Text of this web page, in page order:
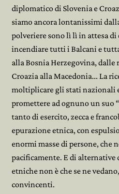
diplomatico di Slovenia e
siamo ancora lontanissimi
polveriere sono lì lì in attesa di
incendiare tutti i Balcani e
alla Bosnia Herzegovina, dalle
Croazia alla Macedonia... La
moltiplicare gli stati nazionali
promettere ad ognuno un suo
tanto di esercito, zecca e
epurazione etnica, con
enormi masse di persone, che
pacificamente. E di alternative
etniche non è che se ne
convincenti.